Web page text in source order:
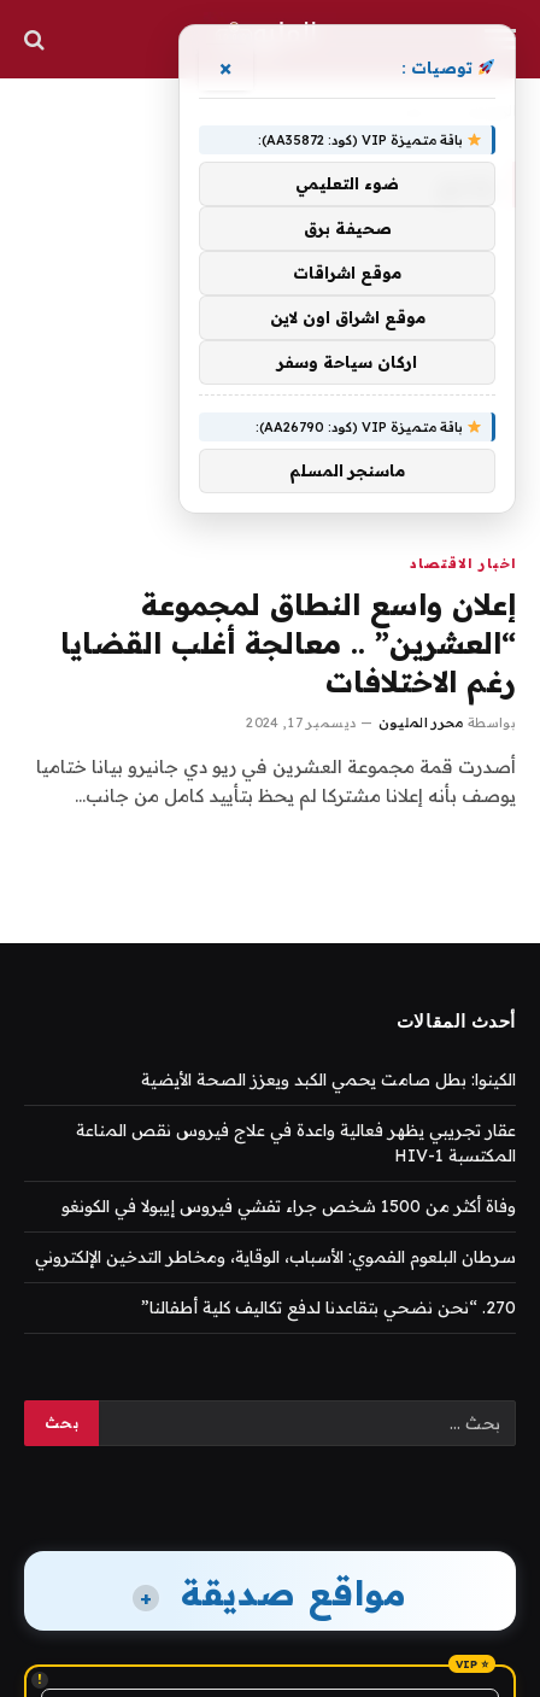
اخبار الاقتصاد
إعلان واسع النطاق لمجموعة
“العشرين” .. معالجة أغلب القضايا
رغم الاختلافات
بواسطة محرر المليون ديسمبر 17, 2024
أصدرت قمة مجموعة العشرين في ريو دي جانيرو بيانا ختاميا
يوصف بأنه إعلانا مشتركا لم يحظ بتأييد كامل من جانب…
أحدث المقالات
الكينوا: بطل صامت يحمي الكبد ويعزز الصحة الأيضية
عقار تجريبي يظهر فعالية واعدة في علاج فيروس نقص المناعة
المكتسبة HIV-1
وفاة أكثر من 1500 شخص جراء تفشي فيروس إيبولا في الكونغو
سرطان البلعوم الفموي: الأسباب، الوقاية، ومخاطر التدخين الإلكتروني
270. “نحن نضحي بتقاعدنا لدفع تكاليف كلية أطفالنا”
مواقع صديقة +
!
توصيات : ×
باقة متميزة VIP (كود: AA35872):
ضوء التعليمي
صحيفة برق
موقع اشراقات
موقع اشراق اون لاين
اركان سياحة وسفر
باقة متميزة VIP (كود: AA26790):
ماسنجر المسلم